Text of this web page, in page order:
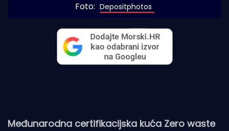
Foto: Depositphotos
Međunarodna certifikacijska kuća Zero waste